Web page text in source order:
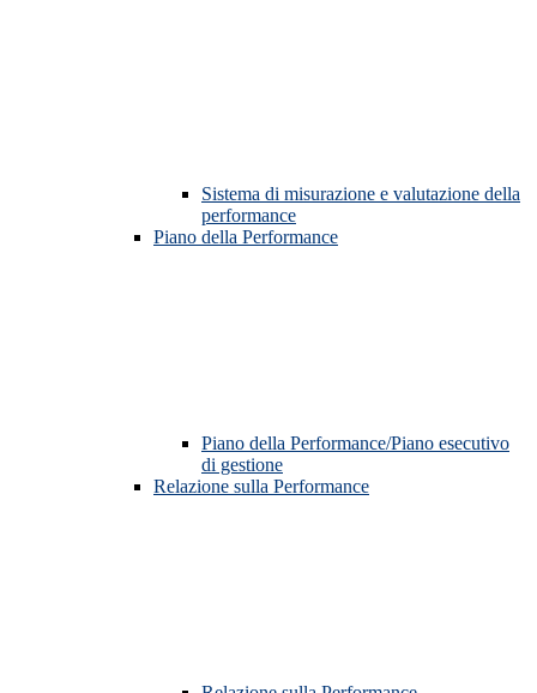
Sistema di misurazione e valutazione della
performance
Piano della Performance
Piano della Performance/Piano esecutivo
di gestione
Relazione sulla Performance